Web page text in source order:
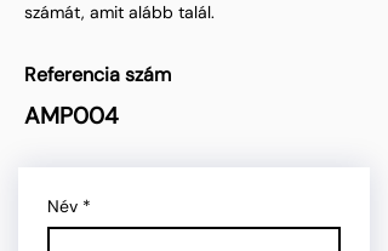
számát, amit alább talál.
Referencia szám
AMP004
Név *